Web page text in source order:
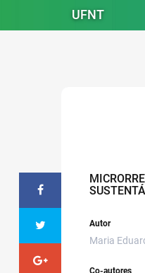
UFNT
Autor
Maria
Co-autores